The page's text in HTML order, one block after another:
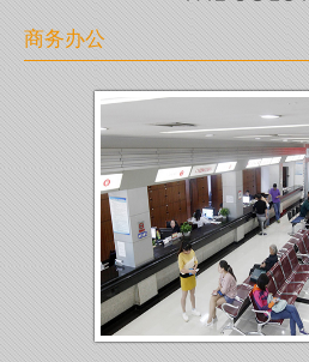
商务办公